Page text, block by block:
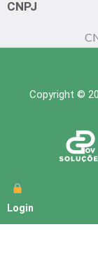
CNPJ
Copyright ©
Login